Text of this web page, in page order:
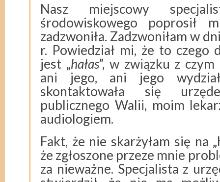
Nasz miejscowy
środowiskowego poprosił
zadzwoniła. Zadzwoniłam w
r. Powiedział mi, że to czego
jest „hałas”, w związku z
ani jego, ani jego
skontaktowała się
publicznego Walii, moim
audiologiem.
Fakt, że nie skarżyłam się na
że zgłoszone przeze mnie
za nieważne. Specjalista z